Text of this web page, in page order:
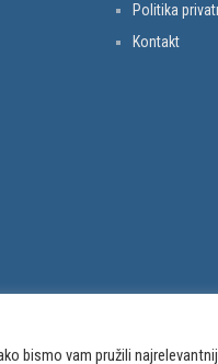
Politika
Kontakt
bismo vam pružili